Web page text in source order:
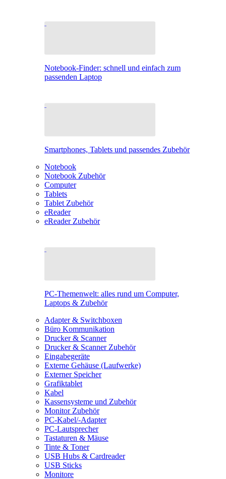
Notebook-Finder: schnell und einfach zum
passenden Laptop
Smartphones, Tablets und passendes Zubehör
Notebook
Notebook Zubehör
Computer
Tablets
Tablet Zubehör
eReader
eReader Zubehör
PC-Themenwelt: alles rund um Computer,
Laptops & Zubehör
Adapter & Switchboxen
Büro Kommunikation
Drucker & Scanner
Drucker & Scanner Zubehör
Eingabegeräte
Externe Gehäuse (Laufwerke)
Externer Speicher
Grafiktablet
Kabel
Kassensysteme und Zubehör
Monitor Zubehör
PC-Kabel/-Adapter
PC-Lautsprecher
Tastaturen & Mäuse
Tinte & Toner
USB Hubs & Cardreader
USB Sticks
Monitore